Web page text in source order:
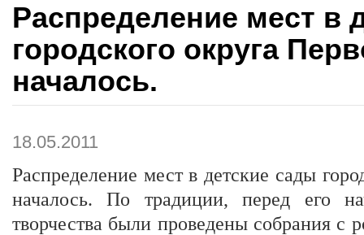
Распределение мест в
городского округа
началось.
18.05.2011
Распределение мест в детские сады
началось. По традиции, перед его
творчества были проведены собрания с